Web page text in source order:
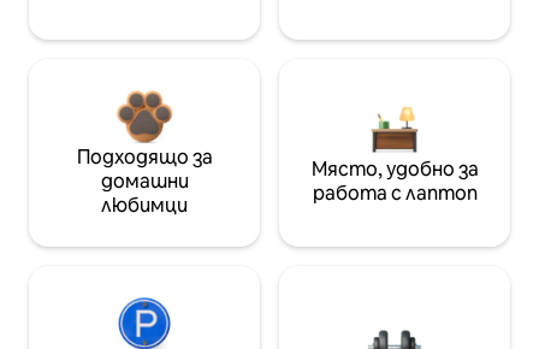
Подходящо за
домашни
любимци
Място, удобно за
работа с лаптоп